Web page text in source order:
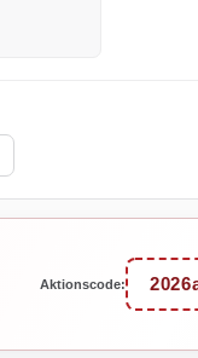
Aktionscode: